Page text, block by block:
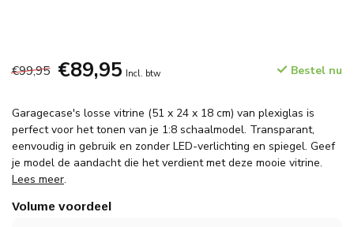
€99,95 €89,95 Incl. btw Bestel nu
Garagecase's losse vitrine (51 x 24 x 18 cm) van plexiglas is
perfect voor het tonen van je 1:8 schaalmodel. Transparant,
eenvoudig in gebruik en zonder LED-verlichting en spiegel. Geef
je model de aandacht die het verdient met deze mooie vitrine.
Lees meer.
Volume voordeel